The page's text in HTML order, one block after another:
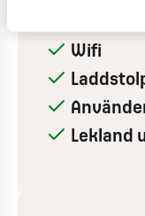
Wifi
Lekland